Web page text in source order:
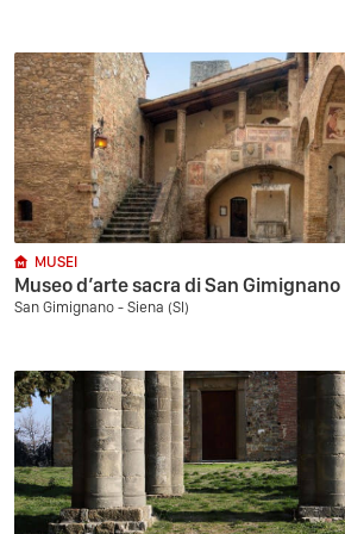
MUSEI
Museo d’arte sacra di San Gimignano
San Gimignano - Siena (SI)